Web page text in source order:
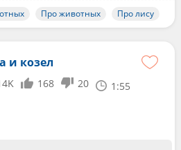
Про животных Про лису
и козел
168 20 1:55